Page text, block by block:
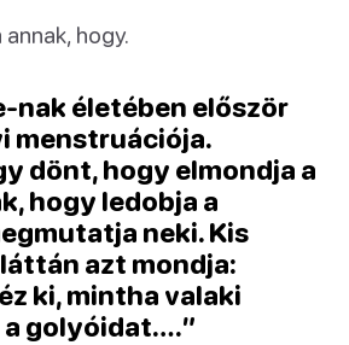
hogy.
nak életében először
menstruációja.
dönt, hogy elmondja a
hogy ledobja a
neki. Kis
azt mondja:
ki, mintha valaki
golyóidat….”